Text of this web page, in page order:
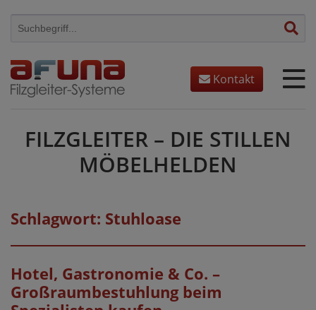
Skip
Kontakt
FILZGLEITER – DIE STILLEN
MÖBELHELDEN
Schlagwort: Stuhloase
Hotel, Gastronomie & Co. –
Großraumbestuhlung beim